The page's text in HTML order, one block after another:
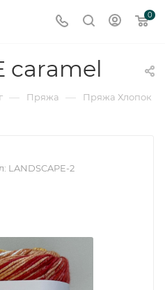
0
caramel
— Пряжа — Пряжа Хлопок
LANDSCAPE-2